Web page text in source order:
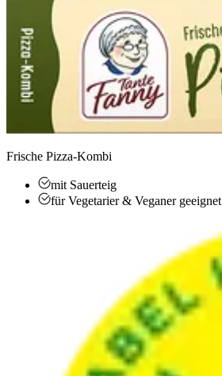
Frische Pizza-Kombi
mit Sauerteig
für Vegetarier & Veganer geeignet